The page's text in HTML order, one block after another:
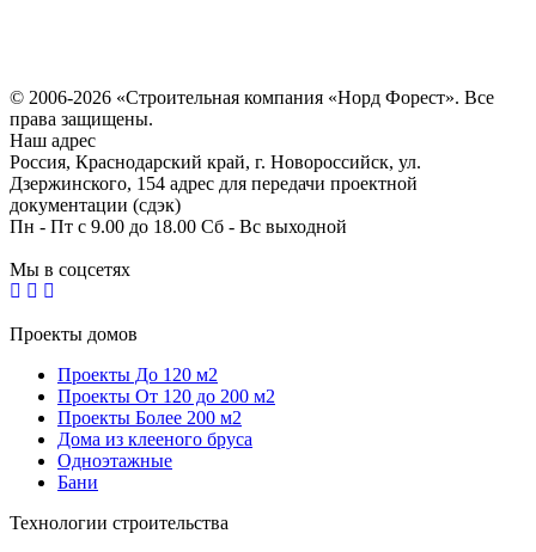
© 2006-2026 «Строительная компания «Норд Форест». Все
права защищены.
Наш адрес
Россия, Краснодарский край, г. Новороссийск, ул.
Дзержинского, 154 адрес для передачи проектной
документации (сдэк)
Пн - Пт с 9.00 до 18.00 Сб - Вс выходной
Мы в соцсетях
Проекты домов
Проекты До 120 м2
Проекты От 120 до 200 м2
Проекты Более 200 м2
Дома из клееного бруса
Одноэтажные
Бани
Технологии строительства